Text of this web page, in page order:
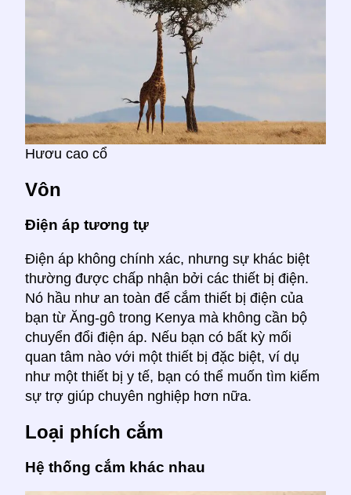
Hươu cao cổ
Vôn
Điện áp tương tự
Điện áp không chính xác, nhưng sự khác biệt
thường được chấp nhận bởi các thiết bị điện.
Nó hầu như an toàn để cắm thiết bị điện của
bạn từ Ăng-gô trong Kenya mà không cần bộ
chuyển đổi điện áp. Nếu bạn có bất kỳ mối
quan tâm nào với một thiết bị đặc biệt, ví dụ
như một thiết bị y tế, bạn có thể muốn tìm kiếm
sự trợ giúp chuyên nghiệp hơn nữa.
Loại phích cắm
Hệ thống cắm khác nhau